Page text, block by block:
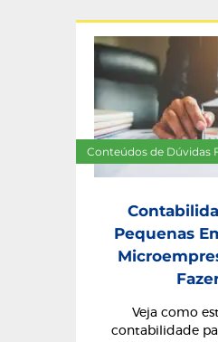
Conteúdos de Dúvidas
Pequenas
Veja como
contabilidade